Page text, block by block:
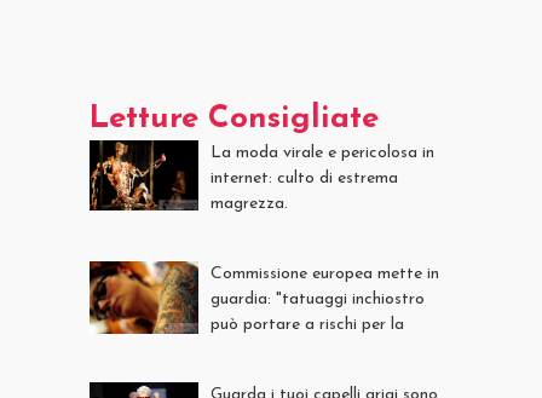
Letture Consigliate
La moda virale e pericolosa in
internet: culto di estrema
magrezza.
Commissione europea mette in
guardia: "tatuaggi inchiostro
può portare a rischi per la